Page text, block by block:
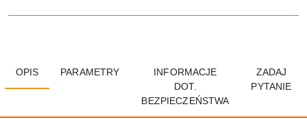
OPIS PARAMETRY
INFORMACJE
DOT.
BEZPIECZEŃSTWA
ZADAJ
PYTANIE